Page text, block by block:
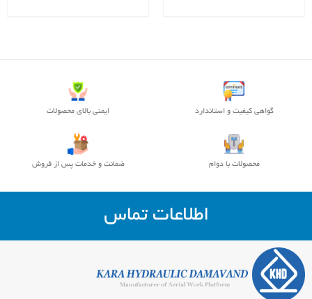
گواهی کیفیت و استاندارد ایمنی بالای محصولات
محصولات با دوام ضمانت و خدمات پس از فروش
اطلاعات تماس